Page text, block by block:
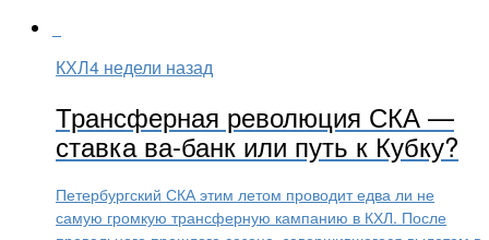
КХЛ4 недели назад
Трансферная революция СКА —
ставка ва-банк или путь к Кубку?
Петербургский СКА этим летом проводит едва ли не
самую громкую трансферную кампанию в КХЛ. После